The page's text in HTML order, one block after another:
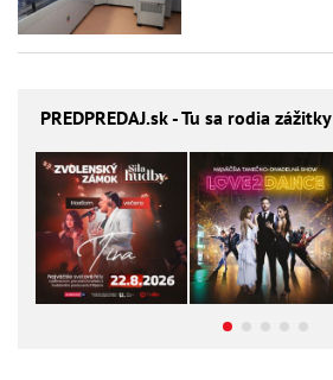
PREDPREDAJ.sk - Tu sa rodia zážitky